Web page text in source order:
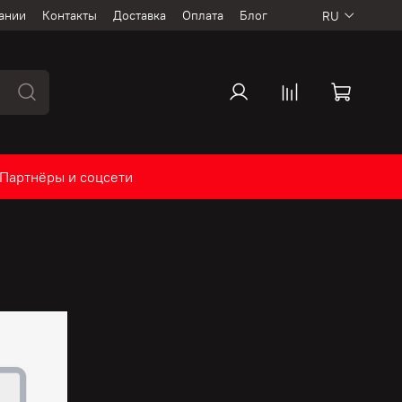
Контакты Доставка Оплата Блог RU
Партнёры и соцсети